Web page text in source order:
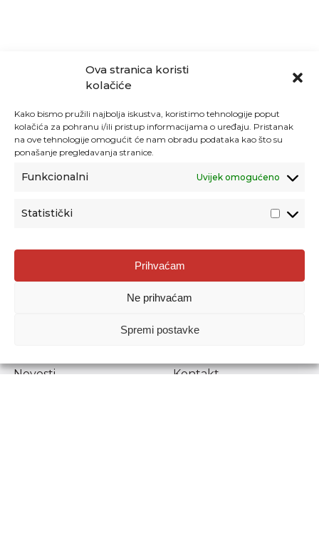
Ova stranica koristi
kolačiće
Kako bismo pružili najbolja iskustva, koristimo tehnologije poput
kolačića za pohranu i/ili pristup informacijama o uređaju. Pristanak
na ove tehnologije omogućit će nam obradu podataka kao što su
ponašanje pregledavanja stranice.
Funkcionalni Uvijek omogućeno
Statistički
Prihvaćam
Ne prihvaćam
Spremi postavke
Agencija za odgoj i obrazovanje
Donje Svetice 38, 10000 Zagreb
1778129
Prenošenje sadržaja dopušteno je uz navođenje izvora.
Novosti
Kontakt